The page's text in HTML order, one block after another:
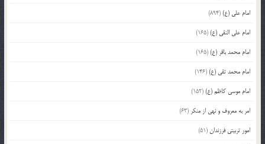
امام علی (ع)(894)
امام علی النقی (ع)(165)
امام محمد باقر (ع)(165)
امام محمد تقی (ع)(146)
امام موسی کاظم (ع)(152)
امر به معروف و نهی از منکر (63)
امور تربیتی فرزندان(51)